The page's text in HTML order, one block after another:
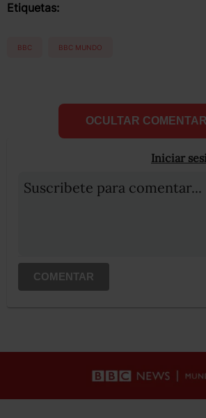
Etiquetas:
BBC BBC MUNDO
OCULTAR
Iniciar
Suscribete para comentar...
COMENTAR